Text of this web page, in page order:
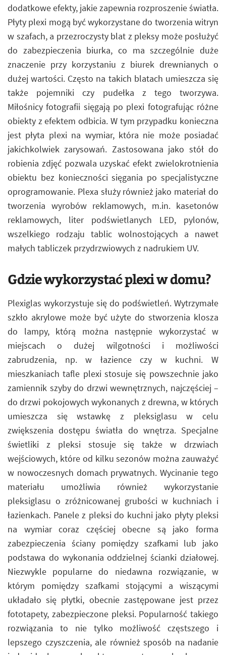
dodatkowe efekty, jakie zapewnia rozproszenie światła.
Płyty plexi mogą być wykorzystane do tworzenia witryn
w szafach, a przezroczysty blat z pleksy może posłużyć
do zabezpieczenia biurka, co ma szczególnie duże
znaczenie przy korzystaniu z biurek drewnianych o
dużej wartości. Często na takich blatach umieszcza się
także pojemniki czy pudełka z tego tworzywa.
Miłośnicy fotografii sięgają po plexi fotografując różne
obiekty z efektem odbicia. W tym przypadku konieczna
jest płyta plexi na wymiar, która nie może posiadać
jakichkolwiek zarysowań. Zastosowana jako stół do
robienia zdjęć pozwala uzyskać efekt zwielokrotnienia
obiektu bez konieczności sięgania po specjalistyczne
oprogramowanie. Plexa służy również jako materiał do
tworzenia wyrobów reklamowych, m.in. kasetonów
reklamowych, liter podświetlanych LED, pylonów,
wszelkiego rodzaju tablic wolnostojących a nawet
małych tabliczek przydrzwiowych z nadrukiem UV.
Gdzie wykorzystać plexi w domu?
Plexiglas wykorzystuje się do podświetleń. Wytrzymałe
szkło akrylowe może być użyte do stworzenia klosza
do lampy, którą można następnie wykorzystać w
miejscach o dużej wilgotności i możliwości
zabrudzenia, np. w łazience czy w kuchni. W
mieszkaniach tafle plexi stosuje się powszechnie jako
zamiennik szyby do drzwi wewnętrznych, najczęściej –
do drzwi pokojowych wykonanych z drewna, w których
umieszcza się wstawkę z pleksiglasu w celu
zwiększenia dostępu światła do wnętrza. Specjalne
świetliki z pleksi stosuje się także w drzwiach
wejściowych, które od kilku sezonów można zauważyć
w nowoczesnych domach prywatnych. Wycinanie tego
materiału umożliwia również wykorzystanie
pleksiglasu o zróżnicowanej grubości w kuchniach i
łazienkach. Panele z pleksi do kuchni jako płyty pleksi
na wymiar coraz częściej obecne są jako forma
zabezpieczenia ściany pomiędzy szafkami lub jako
podstawa do wykonania oddzielnej ścianki działowej.
Niezwykle popularne do niedawna rozwiązanie, w
którym pomiędzy szafkami stojącymi a wiszącymi
układało się płytki, obecnie zastępowane jest przez
fototapety, zabezpieczone pleksi. Popularność takiego
rozwiązania to nie tylko możliwość częstszego i
lepszego czyszczenia, ale również sposób na nadanie